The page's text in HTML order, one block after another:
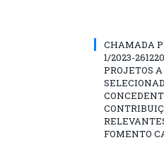
CHAMADA
1/2023-
PROJETOS
FOMENTO